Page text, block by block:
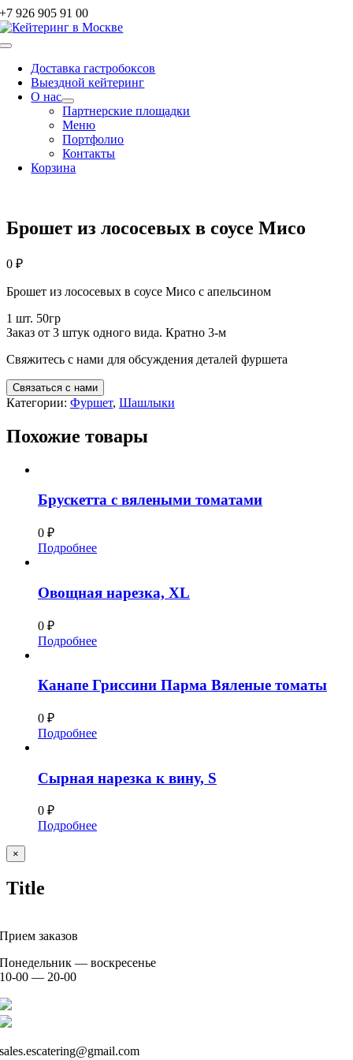
Skip
to
content
+7 926 905 91 00
Toggle
NavigationДоставка гастробоксов
Выездной кейтеринг
О нас
Партнерские площадки
Меню
Портфолио
Контакты
Корзина
Брошет из лососевых в соусе Мисо
0 ₽
Брошет из лососевых в соусе Мисо с апельсином
1 шт. 50гр
Заказ от 3 штук одного вида. Кратно 3-м
Свяжитесь с нами для обсуждения деталей фуршета
Связаться с нами
Категории: Фуршет, Шашлыки
Похожие товары
Брускетта с вялеными томатами
0 ₽
Подробнее
Овощная нарезка, XL
0 ₽
Подробнее
Канапе Гриссини Парма Вяленые томаты
0 ₽
Подробнее
Сырная нарезка к вину, S
0 ₽
Подробнее
Close
product
×
Title
Прием заказов
Понедельник — воскресенье
10-00 — 20-00
sales.escatering@gmail.com